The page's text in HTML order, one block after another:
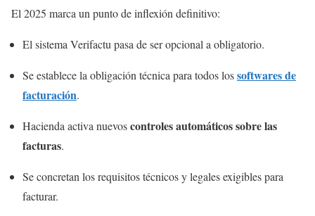
El 2025 marca un punto de inflexión definitivo:
El sistema Verifactu pasa de ser opcional a obligatorio.
Se establece la obligación técnica para todos lossoftwares de
facturación.
Hacienda activa nuevoscontroles automáticos sobre las
facturas.
Se concretan los requisitos técnicos y legales exigibles para
facturar.